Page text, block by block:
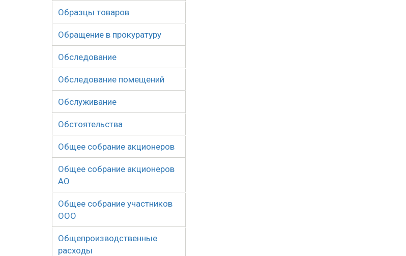
Образцы товаров
Обращение в прокуратуру
Обследование
Обследование помещений
Обслуживание
Обстоятельства
Общее собрание акционеров
Общее собрание акционеров
АО
Общее собрание участников
ООО
Общепроизводственные
расходы